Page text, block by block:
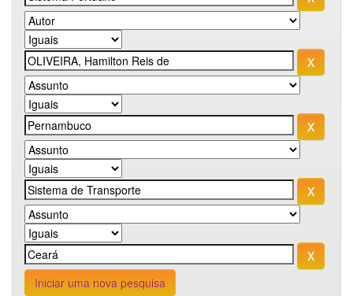
Iniciar uma nova pesquisa